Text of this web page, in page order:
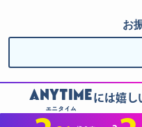
お
ANYTIME
エニタイム
には嬉し